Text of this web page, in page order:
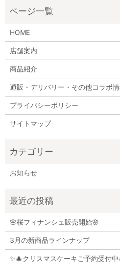
HOME
店舗案内
商品紹介
通販・デリバリー・その他コラボ
プライバシーポリシー
サイトマップ
お知らせ
🌸桜フィナンシェ販売開始🌸
3月の新商品ラインナップ
✨🎄クリスマスケーキご予約受付中